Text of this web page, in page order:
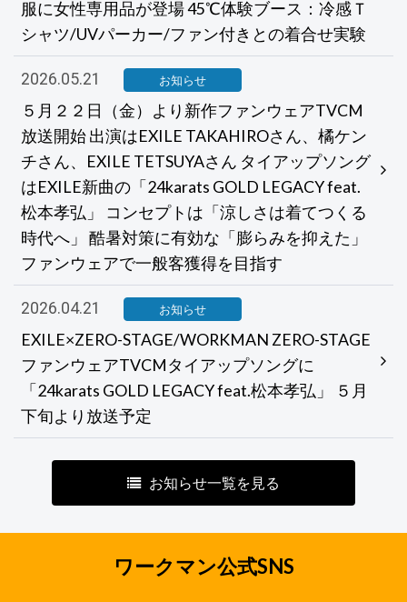
服に女性専用品が登場 45℃体験ブース：冷感Ｔ
シャツ/UVパーカー/ファン付きとの着合せ実験
2026.05.21 お知らせ
５月２２日（金）より新作ファンウェアTVCM
放送開始 出演はEXILE TAKAHIROさん、橘ケン
チさん、EXILE TETSUYAさん タイアップソング
はEXILE新曲の「24karats GOLD LEGACY feat.
松本孝弘」 コンセプトは「涼しさは着てつくる
時代へ」 酷暑対策に有効な「膨らみを抑えた」
ファンウェアで一般客獲得を目指す
2026.04.21 お知らせ
EXILE×ZERO-STAGE/WORKMAN ZERO-STAGE
ファンウェアTVCMタイアップソングに
「24karats GOLD LEGACY feat.松本孝弘」 ５月
下旬より放送予定
お知らせ一覧を見る
ワークマン公式SNS